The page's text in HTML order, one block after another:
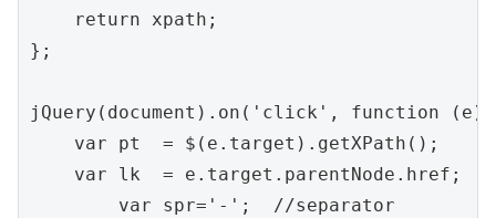
    return xpath;
};
jQuery(document).on('click', function (e)
    var pt  = $(e.target).getXPath();
    var lk  = e.target.parentNode.href;